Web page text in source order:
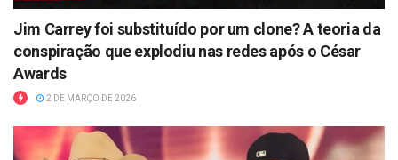
Jim Carrey foi substituído por um clone? A teoria da
conspiração que explodiu nas redes após o César
Awards
2 DE MARÇO DE 2026